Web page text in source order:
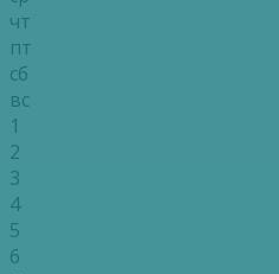
чт
пт
сб
вс
1
2
3
4
5
6